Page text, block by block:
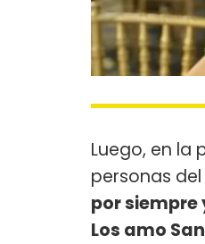
Luego, en la
personas
por
Los amo